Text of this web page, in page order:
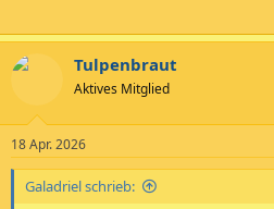
Tulpenbraut
Aktives Mitglied
18 Apr. 2026
Galadriel schrieb: